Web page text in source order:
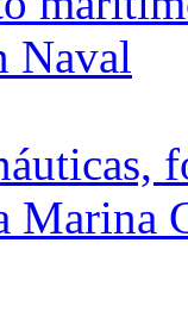
Naval
Marina